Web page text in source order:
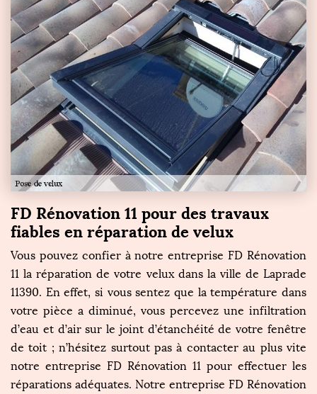
FD Rénovation 11 pour des travaux
fiables en réparation de velux
Vous pouvez confier à notre entreprise FD Rénovation
11 la réparation de votre velux dans la ville de Laprade
11390. En effet, si vous sentez que la température dans
votre pièce a diminué, vous percevez une infiltration
d’eau et d’air sur le joint d’étanchéité de votre fenêtre
de toit ; n’hésitez surtout pas à contacter au plus vite
notre entreprise FD Rénovation 11 pour effectuer les
réparations adéquates. Notre entreprise FD Rénovation